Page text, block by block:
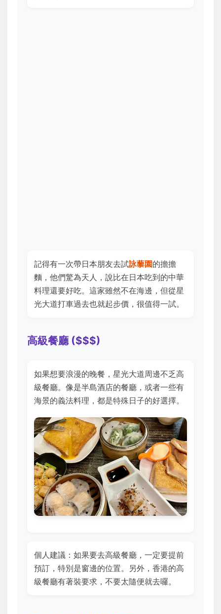
記得有一次帶日本朋友去試詠藜園的擔擔
麵，他們驚為天人，說比在日本吃到的中華
料理還要好吃。這家雖然不在海邊，但從星
光大道打車過去也就起步價，很值得一試。
高級餐廳 ($$$)
如果想要浪漫的晚餐，星光大道周邊不乏高
級餐廳。像是半島酒店的餐廳，或者一些有
海景的義法料理，都是特殊日子的好選擇。
個人建議：如果要去高級餐廳，一定要提前
預訂，特別是窗邊的位置。另外，香港的高
級餐廳有著裝要求，不要太隨便就去囉。